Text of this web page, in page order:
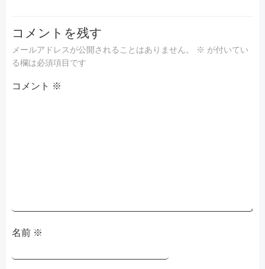
ビ
ゲ
ー
コメントを残す
メールアドレスが公開されることはありません。 ※ が付いてい
る欄は必須項目です
コメント ※
名前 ※